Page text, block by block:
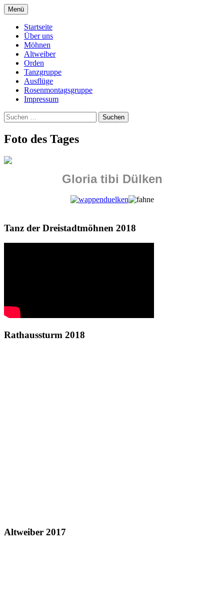
Dreistadtmöhnen Dülken
Menü Springe
zum
Inhalt
Startseite
Über uns
Möhnen
Altweiber
Orden
Tanzgruppe
Ausflüge
Rosenmontagsgruppe
Impressum
Suchen
nach:
Foto des Tages
Gloria tibi Dülken
Tanz der Dreistadtmöhnen 2018
Rathaussturm 2018
Altweiber 2017